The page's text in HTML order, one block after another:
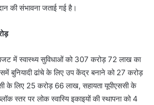
की संभावना जताई गई है।
में स्वास्थ्य सुविधाओं को 307 करोड़ 72 लाख का
बुनियादी ढांचे के लिए उप केंद्र बनाने को 27 करोड़
के लिए 25 करोड़ 66 लाख, सहायता यूपीएससी के
स्तर पर लोक स्वास्यि इकाइयों की स्थापना को 4